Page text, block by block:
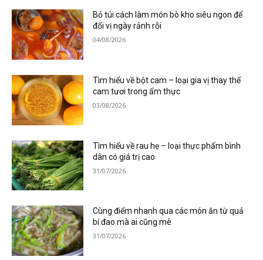
Bỏ túi cách làm món bò kho siêu ngon để
đổi vị ngày rảnh rỗi
04/08/2026
Tìm hiểu về bột cam – loại gia vị thay thế
cam tươi trong ẩm thực
03/08/2026
Tìm hiểu về rau hẹ – loại thực phẩm bình
dân có giá trị cao
31/07/2026
Cùng điểm nhanh qua các món ăn từ quả
bí đao mà ai cũng mê
31/07/2026